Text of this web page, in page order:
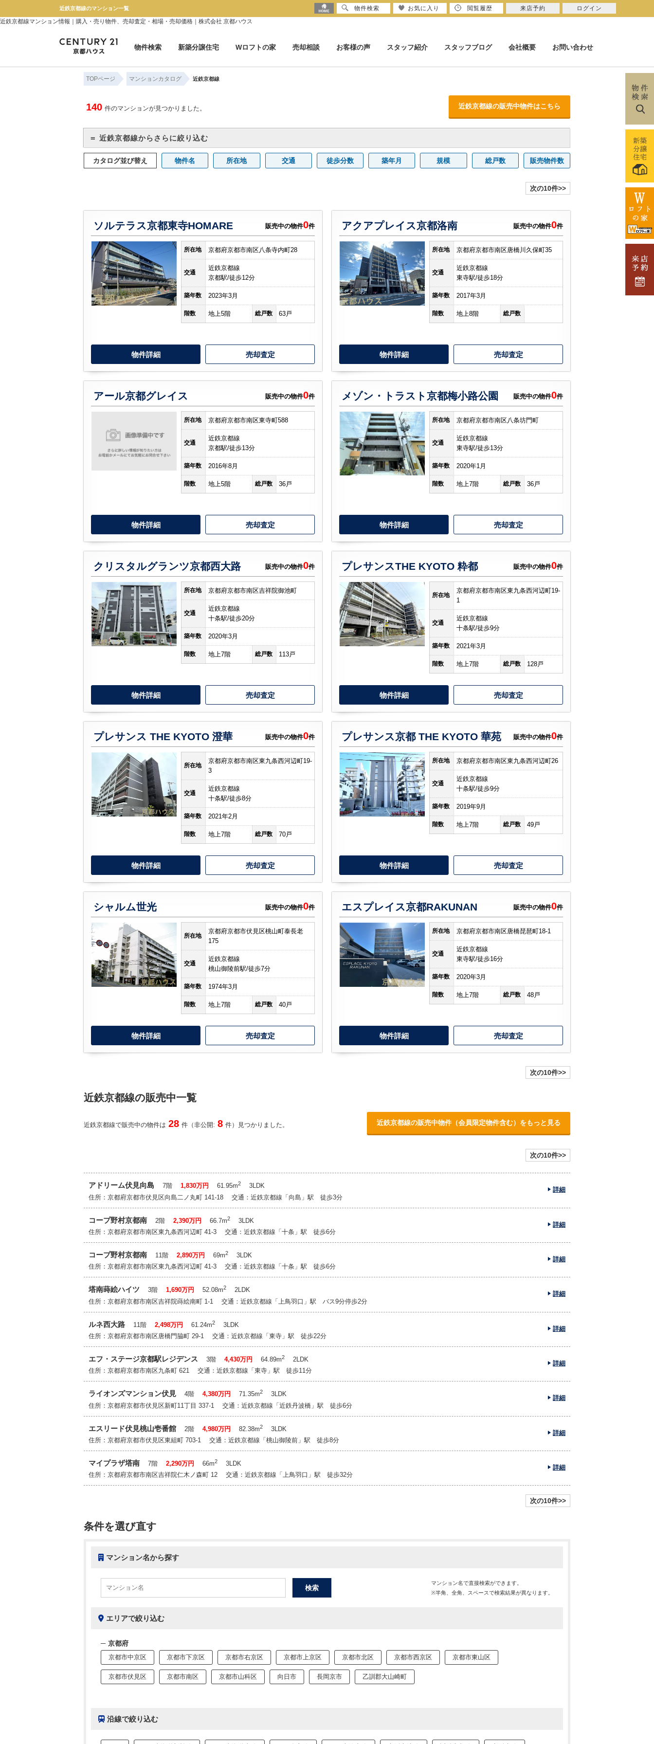
近鉄京都線マンション情報｜購入・売り物件、売却査定・相場・売却価格｜株式会社 京都ハウス
物件検索
新築分譲住宅 Wロフトの家 売却相談 お客様の声 スタッフ紹介 スタッフブログ 会社概要 お問い合わせ
TOPページ マンションカタログ 近鉄京都線
近鉄京都線のマンション一覧
140 件のマンションが見つかりました。 近鉄京都線の販売中物件はこちら
＝ 近鉄京都線からさらに絞り込む
カタログ並び替え 物件名 所在地 交通 徒歩分数 築年月 規模 総戸数 販売物件数
次の10件>>
ソルテラス京都東寺HOMARE 販売中の物件0件
所在地 京都府京都市南区八条寺内町28
交通
近鉄京都線
京都駅/徒歩12分
築年数 2023年3月
階数 地上5階 総戸数 63戸
物件詳細 売却査定
アクアプレイス京都洛南 販売中の物件0件
所在地 京都府京都市南区唐橋川久保町35
交通
近鉄京都線
東寺駅/徒歩18分
築年数 2017年3月
階数 地上8階 総戸数
物件詳細 売却査定
アール京都グレイス 販売中の物件0件
所在地 京都府京都市南区東寺町588
交通
近鉄京都線
京都駅/徒歩13分
築年数 2016年8月
階数 地上5階 総戸数 36戸
物件詳細 売却査定
メゾン・トラスト京都梅小路公園 販売中の物件0件
所在地 京都府京都市南区八条坊門町
交通
近鉄京都線
東寺駅/徒歩13分
築年数 2020年1月
階数 地上7階 総戸数 36戸
物件詳細 売却査定
クリスタルグランツ京都西大路 販売中の物件0件
所在地 京都府京都市南区吉祥院御池町
交通
近鉄京都線
十条駅/徒歩20分
築年数 2020年3月
階数 地上7階 総戸数 113戸
物件詳細 売却査定
プレサンスTHE KYOTO 粋都 販売中の物件0件
所在地
京都府京都市南区東九条西河辺町19-
1
交通
近鉄京都線
十条駅/徒歩9分
築年数 2021年3月
階数 地上7階 総戸数 128戸
物件詳細 売却査定
プレサンス THE KYOTO 澄華 販売中の物件0件
所在地
京都府京都市南区東九条西河辺町19-
3
交通
近鉄京都線
十条駅/徒歩8分
築年数 2021年2月
階数 地上7階 総戸数 70戸
物件詳細 売却査定
プレサンス京都 THE KYOTO 華苑 販売中の物件0件
所在地 京都府京都市南区東九条西河辺町26
交通
近鉄京都線
十条駅/徒歩9分
築年数 2019年9月
階数 地上7階 総戸数 49戸
物件詳細 売却査定
シャルム世光 販売中の物件0件
所在地
京都府京都市伏見区桃山町泰長老
175
交通
近鉄京都線
桃山御陵前駅/徒歩7分
築年数 1974年3月
階数 地上7階 総戸数 40戸
物件詳細 売却査定
エスプレイス京都RAKUNAN 販売中の物件0件
所在地 京都府京都市南区唐橋琵琶町18-1
交通
近鉄京都線
東寺駅/徒歩16分
築年数 2020年3月
階数 地上7階 総戸数 48戸
物件詳細 売却査定
次の10件>>
近鉄京都線の販売中一覧
近鉄京都線で販売中の物件は 28 件（非公開: 8 件）見つかりました。 近鉄京都線の販売中物件（会員限定物件含む）をもっと見る
次の10件>>
アドリーム伏見向島 7階 1,830万円 61.95m2
3LDK
住所：京都府京都市伏見区向島二ノ丸町 141-18 交通：近鉄京都線「向島」駅 徒歩3分
詳細
コープ野村京都南 2階 2,390万円 66.7m2
3LDK
住所：京都府京都市南区東九条西河辺町 41-3 交通：近鉄京都線「十条」駅 徒歩6分
詳細
コープ野村京都南 11階 2,890万円 69m2
3LDK
住所：京都府京都市南区東九条西河辺町 41-3 交通：近鉄京都線「十条」駅 徒歩6分
詳細
塔南蒔絵ハイツ 3階 1,690万円 52.08m2
2LDK
住所：京都府京都市南区吉祥院蒔絵南町 1-1 交通：近鉄京都線「上鳥羽口」駅 バス9分停歩2分
詳細
ルネ西大路 11階 2,498万円 61.24m2
3LDK
住所：京都府京都市南区唐橋門脇町 29-1 交通：近鉄京都線「東寺」駅 徒歩22分
詳細
エフ・ステージ京都駅レジデンス 3階 4,430万円 64.89m2
2LDK
住所：京都府京都市南区九条町 621 交通：近鉄京都線「東寺」駅 徒歩11分
詳細
ライオンズマンション伏見 4階 4,380万円 71.35m2
3LDK
住所：京都府京都市伏見区新町11丁目 337-1 交通：近鉄京都線「近鉄丹波橋」駅 徒歩6分
詳細
エスリード伏見桃山壱番館 2階 4,980万円 82.38m2
3LDK
住所：京都府京都市伏見区東組町 703-1 交通：近鉄京都線「桃山御陵前」駅 徒歩8分
詳細
マイプラザ塔南 7階 2,290万円 66m2
3LDK
住所：京都府京都市南区吉祥院仁木ノ森町 12 交通：近鉄京都線「上鳥羽口」駅 徒歩32分
詳細
次の10件>>
条件を選び直す
マンション名から探す
マンション名で直接検索ができます。
※半角、全角、スペースで検索結果が異なります。
エリアで絞り込む
京都府
京都市中京区 京都市下京区 京都市右京区 京都市上京区 京都市北区 京都市西京区 京都市東山区
京都市伏見区 京都市南区 京都市山科区 向日市 長岡京市 乙訓郡大山崎町
沿線で絞り込む
物件検索 お気に入り 閲覧履歴 来店予約 ログイン